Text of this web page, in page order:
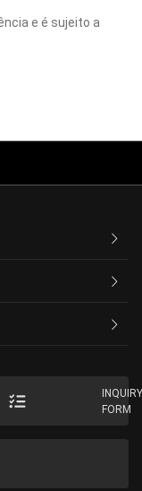
e é sujeito a
FORM